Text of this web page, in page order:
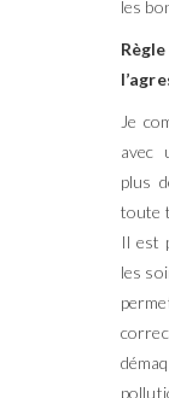
les
Je
avec
plus
toute
Il est
les